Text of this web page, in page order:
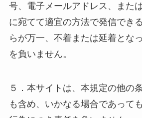
号、電子メールアドレス、また
に宛てて適宜の方法で発信でき
らが万一、不着または延着とな
を負いません。
５．本サイトは、本規定の他の
も含め、いかなる場合であって